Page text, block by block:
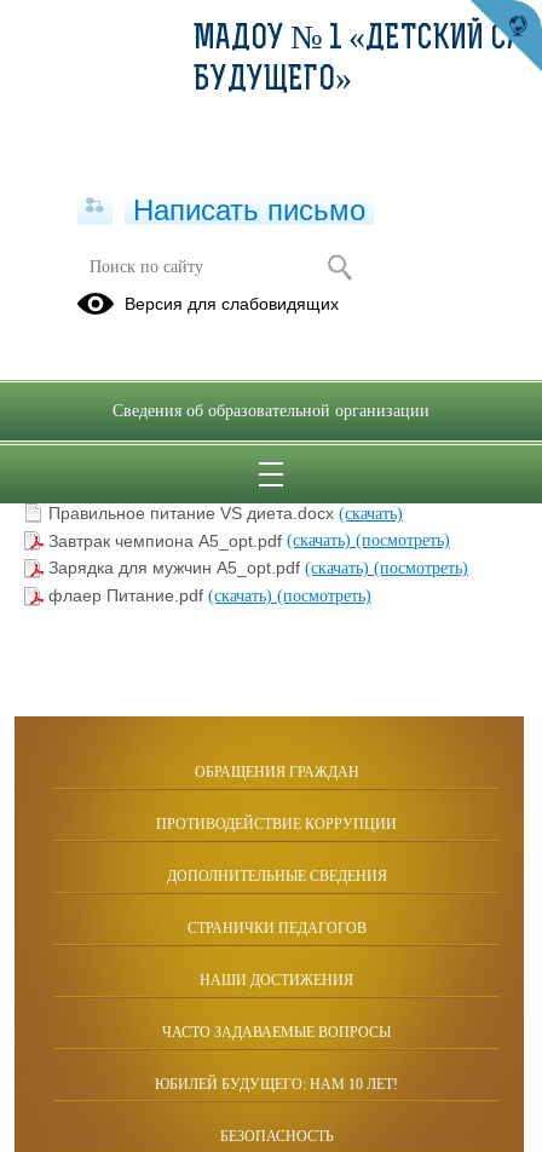
ЗОЖ
Безопасно ли вегетарианство для ребенка.docx
Вес, вода, жир... ответы на вопросы.docx
Правильное питание VS диета.docx (скачать)
Завтрак чемпиона А5_opt.pdf (скачать) (посмотреть)
Зарядка для мужчин А5_opt.pdf (скачать) (посмотреть)
флаер Питание.pdf (скачать) (посмотреть)
ОБРАЩЕНИЯ ГРАЖДАН
ПРОТИВОДЕЙСТВИЕ КОРРУПЦИИ
ДОПОЛНИТЕЛЬНЫЕ СВЕДЕНИЯ
СТРАНИЧКИ ПЕДАГОГОВ
НАШИ ДОСТИЖЕНИЯ
ЧАСТО ЗАДАВАЕМЫЕ ВОПРОСЫ
ЮБИЛЕЙ БУДУЩЕГО: НАМ 10 ЛЕТ!
БЕЗОПАСНОСТЬ
МАДОУ № 1 «ДЕТСКИЙ САД
БУДУЩЕГО»
Написать письмо
Версия для слабовидящих
Сведения об образовательной организации